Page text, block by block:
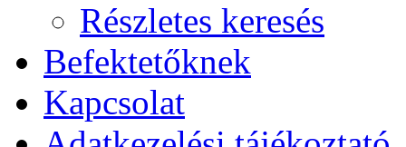
Részletes keresés
Befektetőknek
Kapcsolat